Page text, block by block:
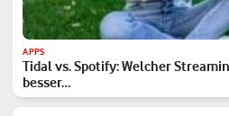
APPS
Tidal vs. Spotify: Welcher
besser…